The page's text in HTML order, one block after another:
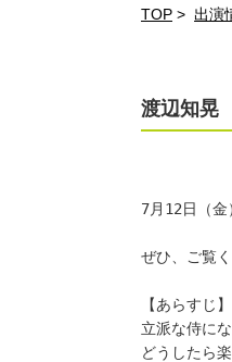
TOP > 出演
渡辺知晃
7月12日（金
ぜひ、ご覧く
【あらすじ】
立派な侍に
どうしたら